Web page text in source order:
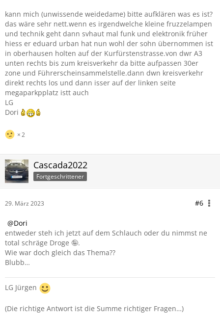
kann mich (unwissende weidedame) bitte aufklären was es ist?
das wäre sehr nett.wenn es irgendwelche kleine fruzzelampen
und technik geht dann svhaut mal funk und elektronik früher
hiess er eduard urban hat nun wohl der sohn übernommen ist
in oberhausen holten auf der Kurfürstenstrasse.von dwr A3
unten rechts bis zum kreisverkehr da bitte aufpassen 30er
zone und Führerscheinsammelstelle.dann dwn kreisverkehr
direkt rechts los und dann isser auf der linken seite
megaparkpplatz istt auch
LG
Dori
2
Cascada2022
Fortgeschrittener
29. März 2023 #6
Dori
entweder steh ich jetzt auf dem Schlauch oder du nimmst ne
total schräge Droge 🤪.
Wie war doch gleich das Thema??
Blubb…
LG Jürgen
(Die richtige Antwort ist die Summe richtiger Fragen…)